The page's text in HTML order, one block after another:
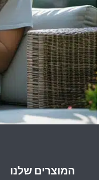
המוצרים שלנו